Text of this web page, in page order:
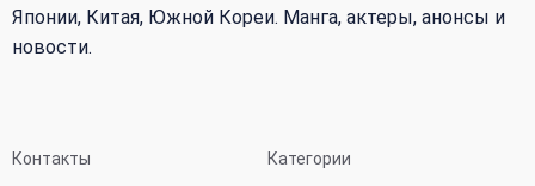
Японии, Китая, Южной Кореи. Манга, актеры, анонсы и
новости.
Контакты Категории